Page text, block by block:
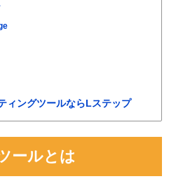
ィングツールならLステップ
ールとは